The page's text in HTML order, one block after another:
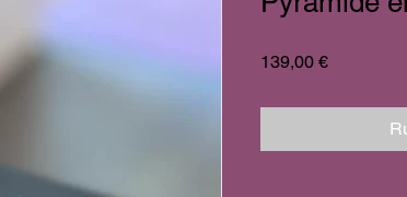
139,00 €Prix